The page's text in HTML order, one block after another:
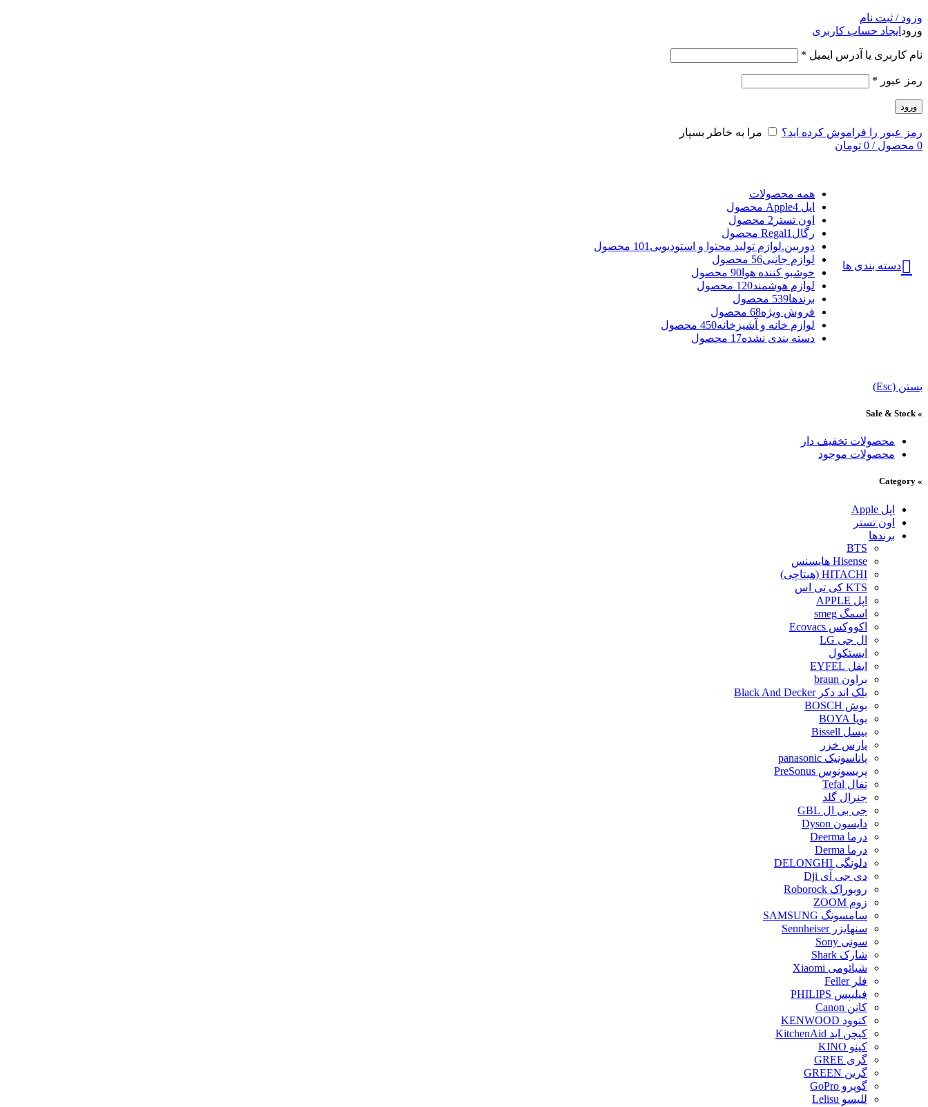
ورود / ثبت نام
ورود ایجاد حساب کاربری
نام کاربری یا آدرس ایمیل *
رمز عبور *
ورود
رمز عبور را فراموش کرده اید؟
مرا به خاطر بسپار
0 محصول /
0 تومان
دسته بندی ها
همه محصولات
اپل Apple 4 محصول
اون تستر 2 محصول
رگالRegal 1 محصول
دوربین.لوازم تولید محتوا و استودیویی 101 محصول
لوازم جانبی56 محصول
خوشبو کننده هوا 90 محصول
لوازم هوشمند120 محصول
برندها539 محصول
فروش ویژه68 محصول
لوازم خانه و آشپزخانه450 محصول
دسته بندی نشده17 محصول
بستن (Esc)
» Sale & Stock
محصولات تخفیف دار
محصولات موجود
» Category
اپل Apple
اون تستر
برندها
BTS
Hisense هایسنس
HITACHI (هیتاچی)
KTS کی تی اس
اپل APPLE
اسمگ smeg
اکووکس Ecovacs
ال جی LG
ایستکول
ایفل EYFEL
براون braun
بلک اند دکر Black And Decker
بوش BOSCH
بویا BOYA
بیسل Bissell
پارس خزر
پاناسونیک panasonic
پریسونوس PreSonus
تفال Tefal
جنرال گلد
جی بی ال GBL
دایسون Dyson
درما Deerma
درما Derma
دلونگی DELONGHI
دی جی آی Dji
روبوراک Roborock
زوم ZOOM
سامسونگ SAMSUNG
سنهایزر Sennheiser
سونی Sony
شارک Shark
شیائومی Xiaomi
فلر Feller
فیلیپس PHILIPS
کانن Canon
کنوود KENWOOD
کیچن اید KitchenAid
کینو KINO
گری GREE
گرین GREEN
گوپرو GoPro
للیسو Lelisu